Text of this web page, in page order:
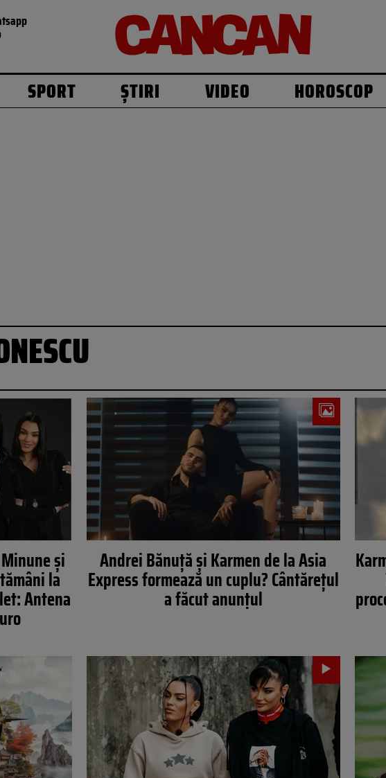
SPORT ȘTIRI VIDEO HOROSCOP
și
la
Antena
Andrei Bănuță și Karmen de la Asia
Express formează un cuplu? Cântărețul
a făcut anunțul